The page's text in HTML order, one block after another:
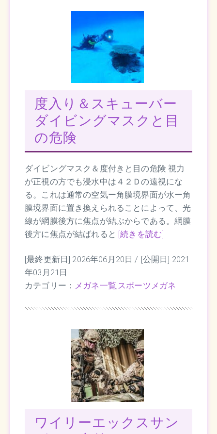
度入り＆スキューバー
ダイビングマスクと目
の危険
ダイビングマスク＆度付きと目の危険 視力
が正視の方でも浸水中は４２Ｄの遠視にな
る。これは通常の空気ー角膜境界面が水ー角
膜境界面に置き換えられることによって、光
線が網膜後方に焦点が結ぶからである。網膜
後方に焦点が結ばれると [続きを読む]
[最終更新日] 2026年06月20日 / [公開日] 2021
年03月21日
カテゴリー： メガネ一覧,スポーツメガネ
ワイリーエックスサン